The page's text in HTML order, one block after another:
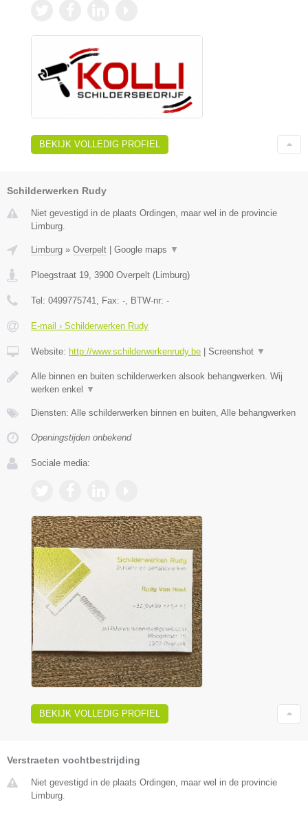
BEKIJK VOLLEDIG PROFIEL
Schilderwerken Rudy
Niet gevestigd in de plaats Ordingen, maar wel in de provincie
Limburg.
Limburg » Overpelt Google maps ▼
Ploegstraat 19, 3900 Overpelt (Limburg)
Tel: 0499775741, Fax: -, BTW-nr: -
E-mail › Schilderwerken Rudy
Website: http://www.schilderwerkenrudy.be Screenshot ▼
Alle binnen en buiten schilderwerken alsook behangwerken. Wij
werken enkel
▼
Diensten: Alle schilderwerken binnen en buiten, Alle behangwerken
Openingstijden onbekend
Sociale media:
BEKIJK VOLLEDIG PROFIEL
Verstraeten vochtbestrijding
Niet gevestigd in de plaats Ordingen, maar wel in de provincie
Limburg.